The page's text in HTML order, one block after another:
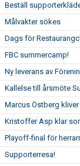
Beställ
Målvakter sökes
Dags för
FBC summercamp!
Ny leverans av
Kallelse till årsmöte
Marcus Östberg kliver
Kristoffer Asp klar
Playoff-final för
Supporterresa!